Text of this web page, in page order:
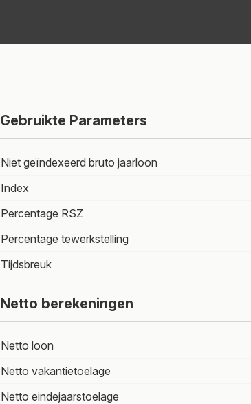
Gebruikte Parameters
Niet geïndexeerd bruto jaarloon
Index
Percentage RSZ
Percentage tewerkstelling
Tijdsbreuk
Netto berekeningen
Netto loon
Netto vakantietoelage
Netto eindejaarstoelage